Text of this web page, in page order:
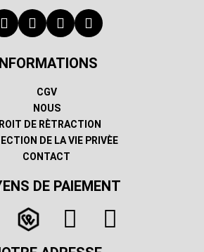
CGV
NOUS
DE RÈTRACTION
DE LA VIE PRIVÈE
CONTACT
DE PAIEMENT